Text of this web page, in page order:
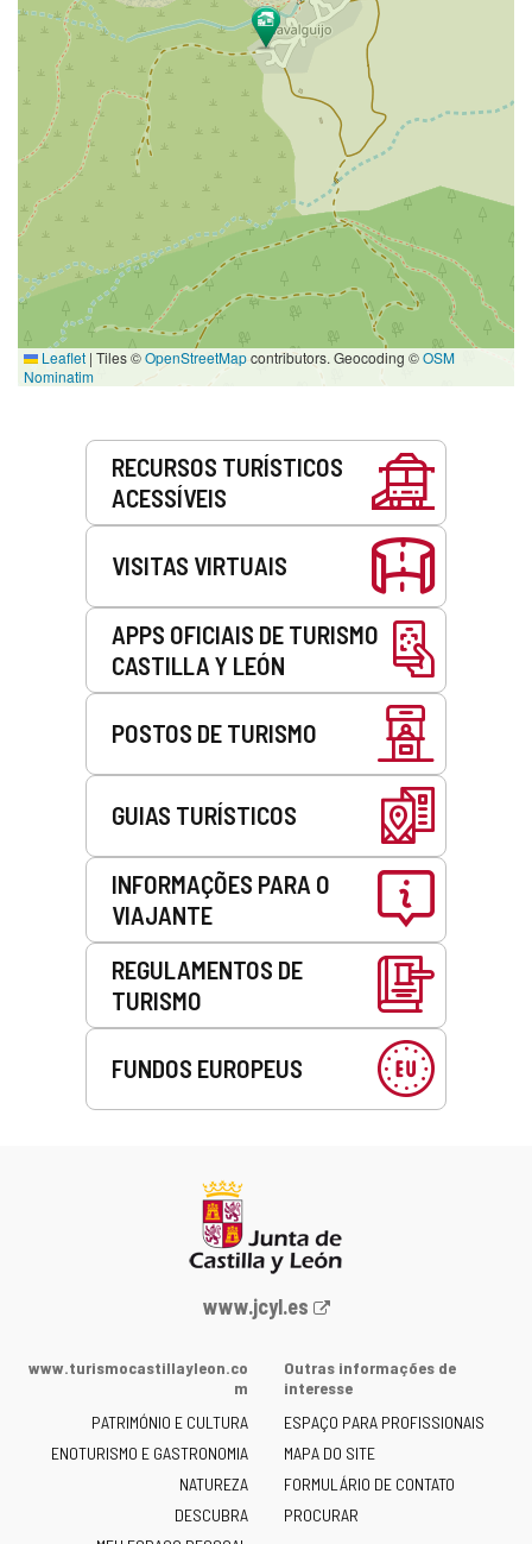
Leaflet | Tiles ©OpenStreetMapcontributors. Geocoding ©OSM
Nominatim
RECURSOS TURÍSTICOS
ACESSÍVEIS
VISITAS VIRTUAIS
APPS OFICIAIS DE TURISMO
CASTILLA Y LEÓN
POSTOS DE TURISMO
GUIAS TURÍSTICOS
INFORMAÇÕES PARA O
VIAJANTE
REGULAMENTOS DE
TURISMO
FUNDOS EUROPEUS
Portal
Junta
Castilla
y
León
-
www.jcyl.es
www.turismocastillayleon.co
m
PATRIMÓNIO E CULTURA
ENOTURISMO E GASTRONOMIA
NATUREZA
DESCUBRA
Outras informações de
interesse
ESPAÇO PARA PROFISSIONAIS
MAPA DO SITE
FORMULÁRIO DE CONTATO
PROCURAR